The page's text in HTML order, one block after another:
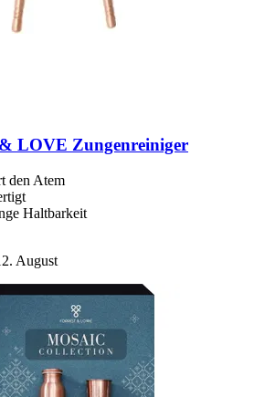
LOVE Zungenreiniger
den Atem
Haltbarkeit
August